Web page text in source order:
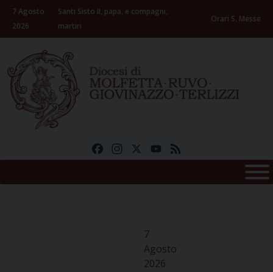
Skip
content
7 Agosto
2026
Santi Sisto II, papa, e compagni,
martiri
Orari S. Messe
FacebookInstagramYouTube
7
Agosto
2026